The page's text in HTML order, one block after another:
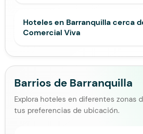
Hoteles en Barranquilla cerca
Comercial Viva
Barrios de Barranquilla
Explora hoteles en diferentes zonas
tus preferencias de ubicación.